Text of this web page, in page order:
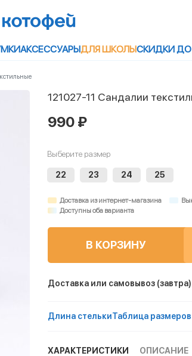
АКСЕССУАРЫДЛЯ ШКОЛЫСКИДКИ ДО
121027-11 Сандалии
990 ₽
Выберите размер
22 23 24 25
Доставка из интернет-магазина
Доступны оба варианта
В КОРЗИНУ
Доставка или самовывоз (завтра)
Длина стелькиТаблица размеров
ХАРАКТЕРИСТИКИ ОПИСАНИЕ